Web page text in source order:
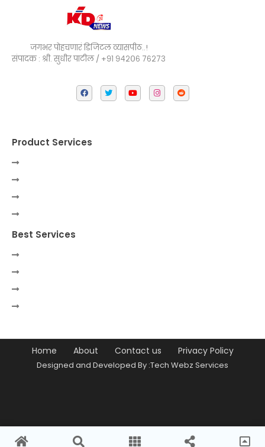
जगभर पोहचणारं डिजिटल व्यासपीठ..!
संपादक : श्री. सुधीर पाटील / +९१ ९४२०६ ७६२७३
Product Services
Best Services
Home About Contact us Privacy Policy
Designed and Developed By :Tech Webz Services